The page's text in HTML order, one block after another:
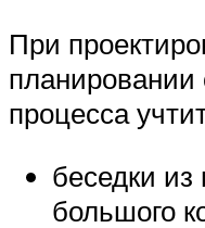
При
планировании
процесса
беседки
большого